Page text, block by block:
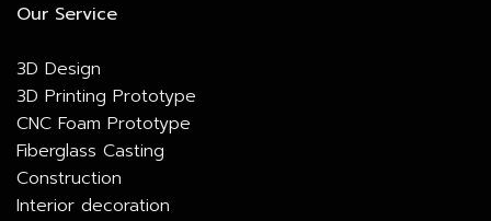
Our Service
3D Design
3D Printing Prototype
CNC Foam Prototype
Fiberglass Casting
Construction
Interior decoration